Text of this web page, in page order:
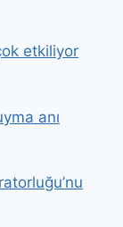
etkiliyor
anı